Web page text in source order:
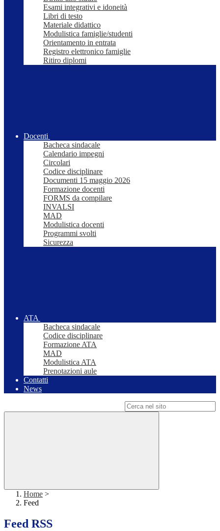
Esami integrativi e idoneità
Libri di testo
Materiale didattico
Modulistica famiglie/studenti
Orientamento in entrata
Registro elettronico famiglie
Ritiro diplomi
Docenti
Bacheca sindacale
Calendario impegni
Circolari
Codice disciplinare
Documenti 15 maggio 2026
Formazione docenti
FORMS da compilare
INVALSI
MAD
Modulistica docenti
Programmi svolti
Sicurezza
ATA
Bacheca sindacale
Codice disciplinare
Formazione ATA
MAD
Modulistica ATA
Prenotazioni aule
Contatti
News
Home >
Feed
Feed RSS